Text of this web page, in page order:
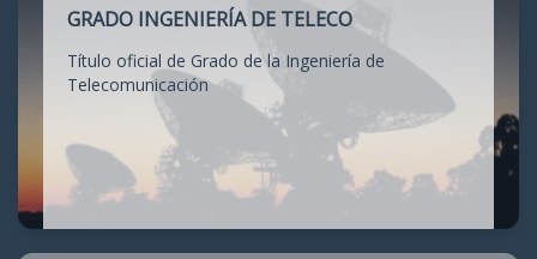
GRADO INGENIERÍA DE TELECO
Título oficial de Grado de la Ingeniería de
Telecomunicación